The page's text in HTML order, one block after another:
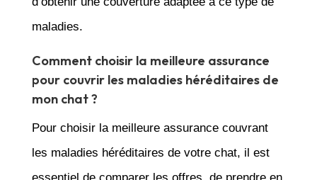
maladies.
Comment choisir la meilleure assurance
pour couvrir les maladies héréditaires de
mon chat ?
Pour choisir la meilleure assurance couvrant
les maladies héréditaires de votre chat, il est
essentiel de comparer les offres, de prendre en